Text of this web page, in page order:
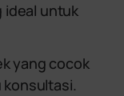
ideal untuk
yang cocok
konsultasi.